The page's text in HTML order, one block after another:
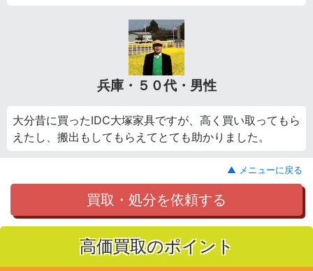
兵庫・５０代・男性
大分昔に買ったIDC大塚家具ですが、高く買い取ってもら
えたし、搬出もしてもらえてとても助かりました。
▲ メニューに戻る
買取・処分を依頼する
高価買取のポイント